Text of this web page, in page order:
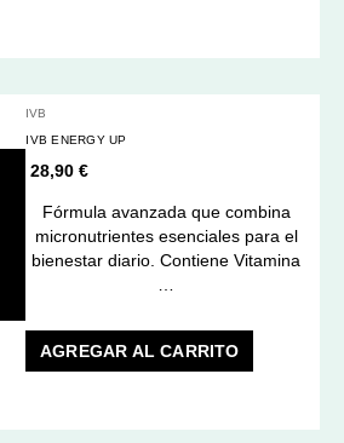
IVB
IVB ENERGY UP
28,90 €
Fórmula avanzada que combina
micronutrientes esenciales para el
bienestar diario. Contiene Vitamina
AGREGAR AL CARRITO